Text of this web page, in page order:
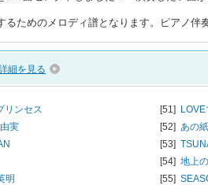
ためのメロディ譜となります。ピアノ伴
細を見る
リンセス
実
明
[51]
[52] あの
[53]
[54] 地上
[55]